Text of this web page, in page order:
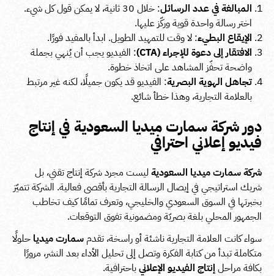
المبالغة في عدد الرسائل
: خلال 30 ثانية، لا يمكن قول كل شيء.
اختر رسالة واحدة قوية وركّز عليها.
الإيقاع البطيء: لا وقت للتمهيد الطويل. ابدأ بالمفيد فورًا.
الافتقار إلى دعوة للإجراء (CTA)
: الفيديو يجب أن يُنهي بجملة
واضحة تحفّز المشاهد على اتخاذ خطوة.
تجاهل الهوية البصرية: الفيديو قد يكون جميلًا، لكنه غير مرتبط
بالعلامة التجارية، وهذا خطأ شائع.
دور شركة سمارت ميديا السعودية في إنتاج
فيديو إعلاني احترافي
شركة سمارت ميديا السعوديةليست مجرد شركة إنتاج تقني، بل
شريك استراتيجي في إيصال الرسالة التجارية بأقصى فعالية. الشركة تتميّز
بخبرتها في السوق السعودي والخليجي، وتعرف تمامًا كيف تخاطب
الجمهور المحلي بلغة بصريّة ومضمونية تفوق التوقعات.
سواء كانت العلامة التجارية ناشئة أو راسخة، تقدم سمارت ميديا حلولًا
متكاملة تبدأ من كتابة الفكرة وتصل إلى تحليل الأداء بعد النشر، مرورًا
بكافة مراحلإنتاج الفيديو الإعلانيباحترافية.